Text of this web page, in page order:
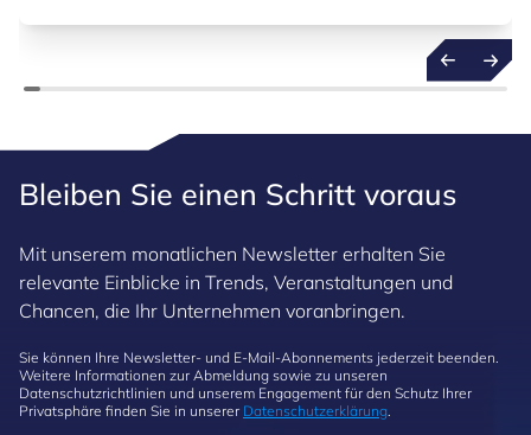
vergangene Daten zu analysieren, sondern auf
größerer Sicherheit zu prognostizieren.
Bleiben Sie einen Schritt voraus
Mit unserem monatlichen Newsletter erhalten Sie
relevante Einblicke in Trends, Veranstaltungen und
Chancen, die Ihr Unternehmen voranbringen.
Sie können Ihre Newsletter- und E-Mail-Abonnements jederzeit beenden.
Weitere Informationen zur Abmeldung sowie zu unseren
Datenschutzrichtlinien und unserem Engagement für den Schutz Ihrer
Privatsphäre finden Sie in unserer Datenschutzerklärung